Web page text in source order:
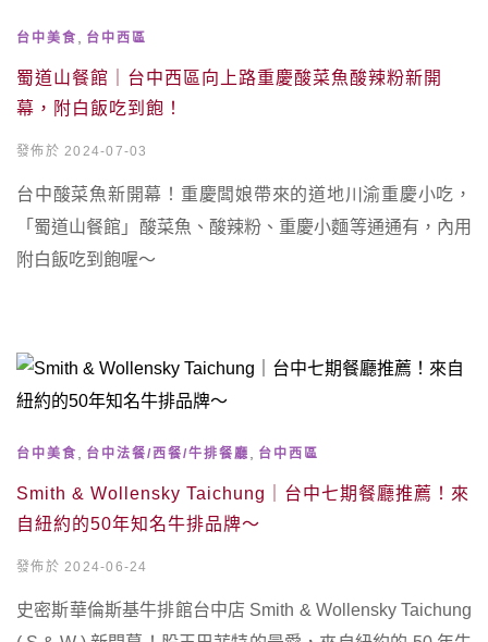
台中美食 台中西區
蜀道山餐館｜台中西區向上路重慶酸菜魚酸辣粉新開
幕，附白飯吃到飽！
發佈於 2024-07-03
台中酸菜魚新開幕！重慶闆娘帶來的道地川渝重慶小吃，
「蜀道山餐館」酸菜魚、酸辣粉、重慶小麵等通通有，內用
附白飯吃到飽喔～
台中美食 台中法餐/西餐/牛排餐廳 台中西區
Smith & Wollensky Taichung｜台中七期餐廳推薦！來
自紐約的50年知名牛排品牌～
發佈於 2024-06-24
史密斯華倫斯基牛排館台中店 Smith & Wollensky Taichung